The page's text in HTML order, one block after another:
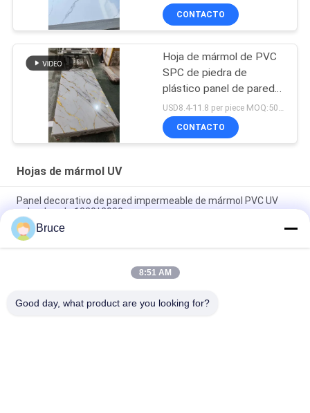
CONTACTO
Hoja de mármol de PVC
SPC de piedra de
plástico panel de pared
ecológico revestimiento
UV hojas de mármol de
pared interior material
CONTACTO
Hojas de mármol UV
Panel decorativo de pared impermeable de mármol PVC UV
color dorado 1220*2900mm
Panel de pared de PVC blanco de 3 mm 1220 * 2440 mm hojas
de mármol UV tablero para pared decorativa interior
4 * 8ft Popular Color UV Pvc Hoja de mármol Decorativo Panel
Bruce
8:51 AM
Good day, what product are you looking for?